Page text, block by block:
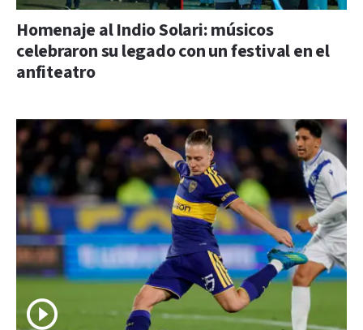
Homenaje al Indio Solari: músicos
celebraron su legado con un festival en el
anfiteatro